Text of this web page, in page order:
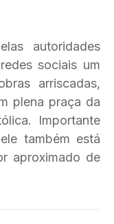
autoridades
sociais um
arriscadas,
plena praça da
Importante
também está
aproximado de